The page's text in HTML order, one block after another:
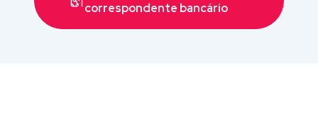
correspondente bancário